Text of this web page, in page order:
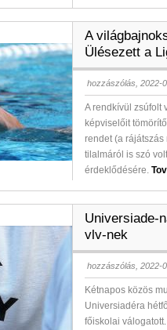
A
Ülésezett a
hozzászólás, 2022-
A rendkívül zsúfolt
képviselőit
rendet (a
tilalmáról is szó
érdeklődésére.
Universiade-
vlv-nek
hozzászólás, 2022-
Kétnapos közös
Universiadéra
főiskolai